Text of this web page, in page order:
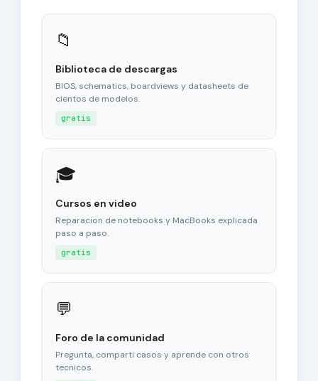
📁
Biblioteca de descargas
BIOS, schematics, boardviews y datasheets de
cientos de modelos.
gratis
🎓
Cursos en video
Reparacion de notebooks y MacBooks explicada
paso a paso.
gratis
💬
Foro de la comunidad
Pregunta, comparti casos y aprende con otros
tecnicos.